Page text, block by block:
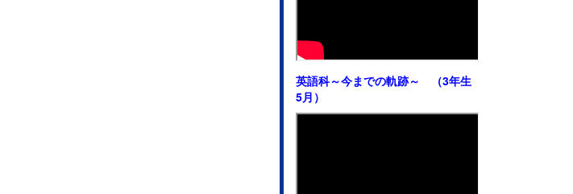
英語科～今までの軌跡～ （3年生
5月）